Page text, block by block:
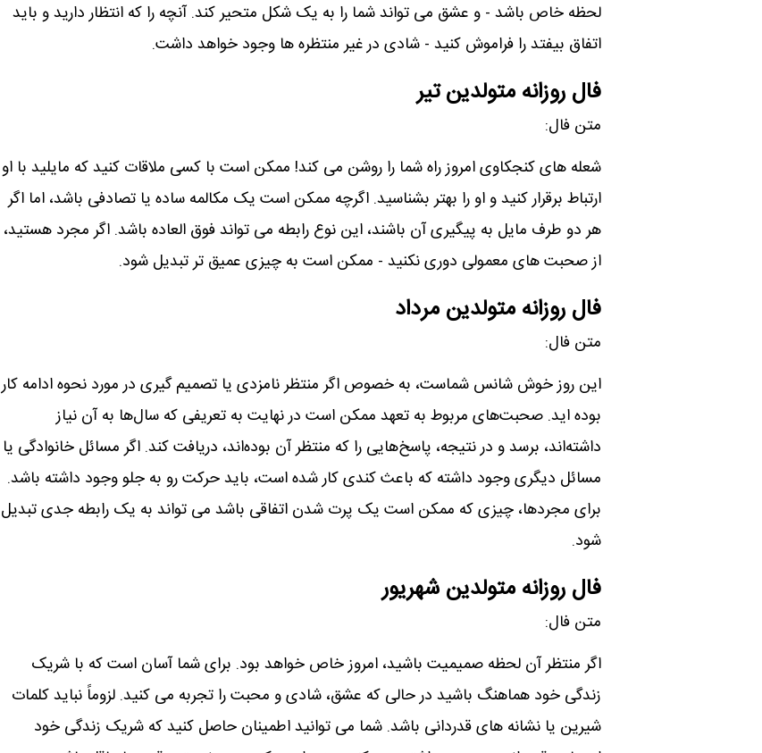
لحظه خاص باشد - و عشق می تواند شما را به یک شکل متحیر کند. آنچه را که انتظار دارید و باید
اتفاق بیفتد را فراموش کنید - شادی در غیر منتظره ها وجود خواهد داشت.
فال روزانه متولدین تیر
متن فال:
شعله های کنجکاوی امروز راه شما را روشن می کند! ممکن است با کسی ملاقات کنید که مایلید با او
ارتباط برقرار کنید و او را بهتر بشناسید. اگرچه ممکن است یک مکالمه ساده یا تصادفی باشد، اما اگر
هر دو طرف مایل به پیگیری آن باشند، این نوع رابطه می تواند فوق العاده باشد. اگر مجرد هستید،
از صحبت های معمولی دوری نکنید - ممکن است به چیزی عمیق تر تبدیل شود.
فال روزانه متولدین مرداد
متن فال:
این روز خوش شانس شماست، به خصوص اگر منتظر نامزدی یا تصمیم گیری در مورد نحوه ادامه کار
بوده اید. صحبت‌های مربوط به تعهد ممکن است در نهایت به تعریفی که سال‌ها به آن نیاز
داشته‌اند، برسد و در نتیجه، پاسخ‌هایی را که منتظر آن بوده‌اند، دریافت کند. اگر مسائل خانوادگی یا
مسائل دیگری وجود داشته که باعث کندی کار شده است، باید حرکت رو به جلو وجود داشته باشد.
برای مجردها، چیزی که ممکن است یک پرت شدن اتفاقی باشد می تواند به یک رابطه جدی تبدیل
شود.
فال روزانه متولدین شهریور
متن فال:
اگر منتظر آن لحظه صمیمیت باشید، امروز خاص خواهد بود. برای شما آسان است که با شریک
زندگی خود هماهنگ باشید در حالی که عشق، شادی و محبت را تجربه می کنید. لزوماً نباید کلمات
شیرین یا نشانه های قدردانی باشد. شما می توانید اطمینان حاصل کنید که شریک زندگی خود